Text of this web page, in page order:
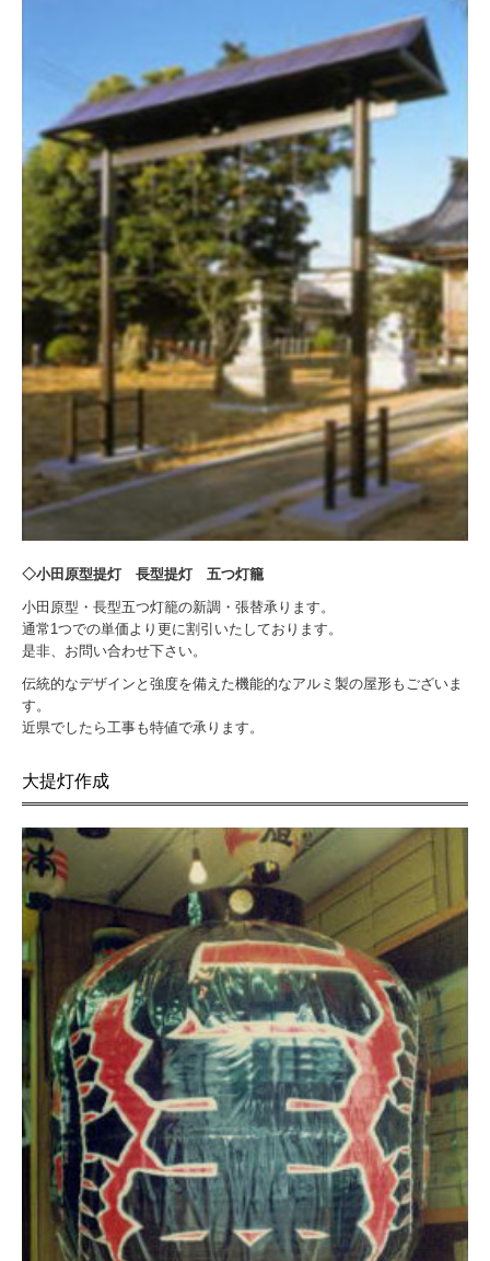
◇小田原型提灯 長型提灯 五つ灯籠
小田原型・長型五つ灯籠の新調・張替承ります。
通常1つでの単価より更に割引いたしております。
是非、お問い合わせ下さい。
伝統的なデザインと強度を備えた機能的なアルミ製の屋形もございま
す。
近県でしたら工事も特値で承ります。
大提灯作成